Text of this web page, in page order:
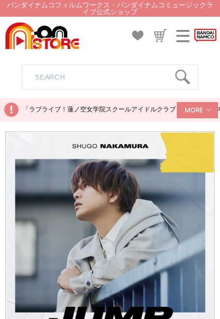
バンダイナムコフィルムワークス・バンダイナムコミュージックラ
イブ公式ショップ
「ラブライブ！蓮ノ空女学院スクールアイドルクラブ ぬいぐるみ
MORE